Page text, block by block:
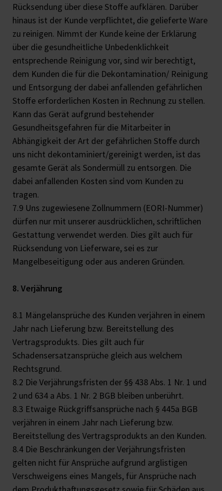
Rücksendung über diese Stoffe aufklären. Darüber
hinaus ist der Kunde verpflichtet, die gelieferte Ware
zu reinigen. Nimmt der Kunde keine der Erklärung
über die gesundheitliche Unbedenklichkeit
entsprechende Reinigung vor, sind wir berechtigt,
dem Kunden die für die Dekontamination/ Reinigung
und Entsorgung der dabei anfallenden gefährlichen
Stoffe erforderlichen Kosten in Rechnung zu stellen.
Kann das Gerät aufgrund bestehender
Gesundheitsgefahren für die Mitarbeiter in
Abhängigkeit der Art der gefährlichen Stoffe durch
uns nicht dekontaminiert/gereinigt werden, ist das
gesamte Gerät als Sondermüll zu entsorgen. Die
dabei anfallenden Kosten sind vom Kunden zu
tragen.
7.9 Uns zugewiesene Zollnummern (EORI-Nummer)
dürfen nur mit unserer ausdrücklichen, schriftlichen
Gestattung verwendet werden. Dies gilt auch für
Rücksendung von Lieferware, sei es zur
Mangelbeseitigung oder aus anderen Gründen.
8. Verjährung
8.1 Mängelansprüche des Kunden verjähren in einem
Jahr nach Lieferung bzw. Bereitstellung des
Vertragsprodukts. Dies gilt auch für
Schadensersatzansprüche gleich aus welchem
Rechtsgrund.
8.2 Die Verjährungsfristen der §§ 438 Abs. 1 Nr. 1 und
2 und 634 a Abs. 1 Nr. 2 BGB bleiben unberührt.
8.3 Etwaige Rückgriffsansprüche nach § 445a BGB
verjähren in einem Jahr nach Lieferung bzw.
Bereitstellung des Vertragsprodukts an den Kunden.
8.4 Die Beschränkungen der Verjährungsfristen
gelten nicht für Ansprüche aufgrund arglistigen
Verschweigens eines Mangels, für Ansprüche nach